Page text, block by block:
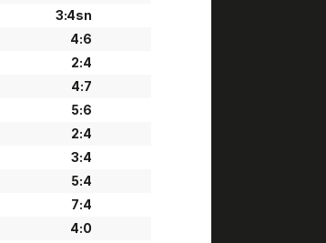
3:4sn
4:6
2:4
4:7
5:6
2:4
3:4
5:4
7:4
4:0